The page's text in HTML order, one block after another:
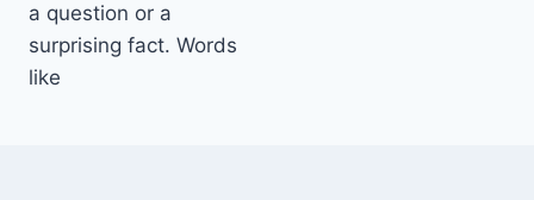
a question or a
surprising fact. Words
like